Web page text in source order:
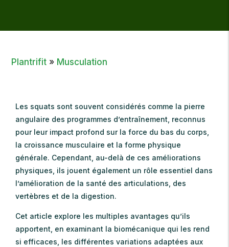
Plantrifit » Musculation
Les squats sont souvent considérés comme la pierre
angulaire des programmes d’entraînement, reconnus
pour leur impact profond sur la force du bas du corps,
la croissance musculaire et la forme physique
générale. Cependant, au-delà de ces améliorations
physiques, ils jouent également un rôle essentiel dans
l’amélioration de la santé des articulations, des
vertèbres et de la digestion.
Cet article explore les multiples avantages qu’ils
apportent, en examinant la biomécanique qui les rend
si efficaces, les différentes variations adaptées aux